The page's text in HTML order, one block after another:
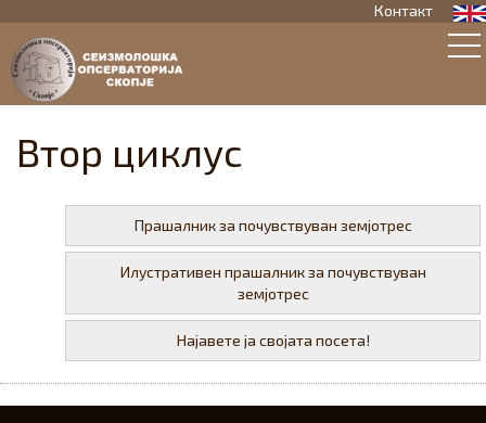
Контакт
Втор циклус
Прашалник за почувствуван земјотрес
Илустративен прашалник за почувствуван
земјотрес
Најавете ја својата посета!